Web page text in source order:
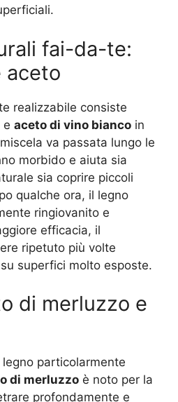
fai-da-te:
aceto
realizzabile consiste
e aceto di vino bianco in
va passata lungo le
morbido e aiuta sia
sia coprire piccoli
qualche ora, il legno
ringiovanito e
efficacia, il
ripetuto più volte
superfici molto esposte.
di merluzzo e
legno particolarmente
di merluzzo è noto per la
profondamente e